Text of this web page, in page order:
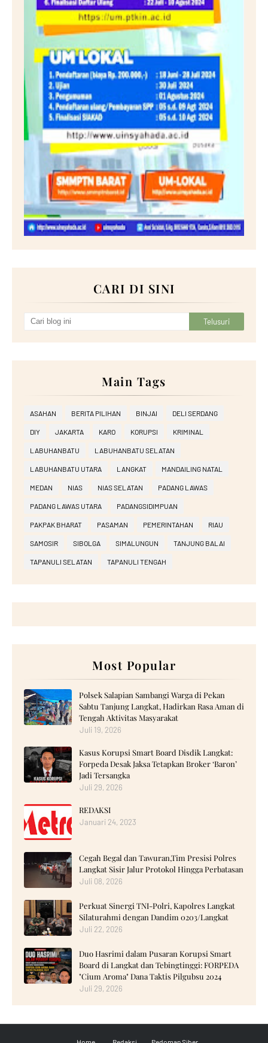
CARI DI SINI
Main Tags
ASAHAN BERITA PILIHAN BINJAI DELI SERDANG
DIY JAKARTA KARO KORUPSI KRIMINAL
LABUHANBATU LABUHANBATU SELATAN
LABUHANBATU UTARA LANGKAT MANDAILING NATAL
MEDAN NIAS NIAS SELATAN PADANG LAWAS
PADANG LAWAS UTARA PADANGSIDIMPUAN
PAKPAK BHARAT PASAMAN PEMERINTAHAN RIAU
SAMOSIR SIBOLGA SIMALUNGUN TANJUNG BALAI
TAPANULI SELATAN TAPANULI TENGAH
Most Popular
Polsek Salapian Sambangi Warga di Pekan
Sabtu Tanjung Langkat, Hadirkan Rasa Aman di
Tengah Aktivitas Masyarakat
Juli 19, 2026
Kasus Korupsi Smart Board Disdik Langkat:
Forpeda Desak Jaksa Tetapkan Broker ‘Baron’
Jadi Tersangka
Juli 29, 2026
REDAKSI
Januari 24, 2023
Cegah Begal dan Tawuran,Tim Presisi Polres
Langkat Sisir Jalur Protokol Hingga Perbatasan
Juli 08, 2026
Perkuat Sinergi TNI-Polri, Kapolres Langkat
Silaturahmi dengan Dandim 0203/Langkat
Juli 22, 2026
‎Duo Hasrimi dalam Pusaran Korupsi Smart
Board di Langkat dan Tebingtinggi: FORPEDA
"Cium Aroma" Dana Taktis Pilgubsu 2024 ‎
Juli 29, 2026